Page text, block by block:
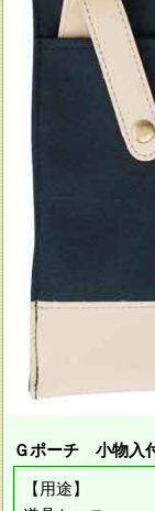
Ｇポーチ 小物
【用途】